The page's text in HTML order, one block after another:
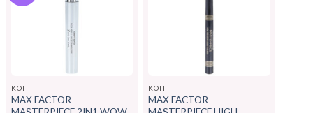
KOTI
MAX FACTOR
KOTI
MAX FACTOR